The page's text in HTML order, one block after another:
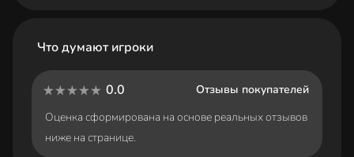
Что думают игроки
0.0
Отзывы покупателей
Оценка сформирована на основе реальных отзывов
ниже на странице.